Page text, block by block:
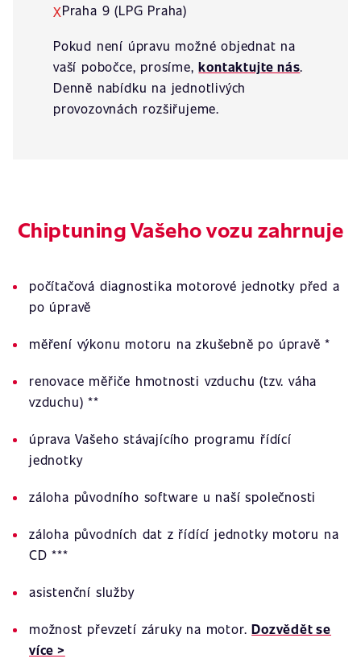
XPraha 9 (LPG Praha)
Pokud není úpravu možné objednat na
vaší pobočce, prosíme,kontaktujte nás.
Denně nabídku na jednotlivých
provozovnách rozšiřujeme.
Chiptuning Vašeho vozu zahrnuje
počítačová diagnostika motorové jednotky před a
po úpravě
měření výkonu motoru na zkušebně po úpravě *
renovace měřiče hmotnosti vzduchu (tzv. váha
vzduchu) **
úprava Vašeho stávajícího programu řídící
jednotky
záloha původního software u naší společnosti
záloha původních dat z řídící jednotky motoru na
CD ***
asistenční služby
možnost převzetí záruky na motor.Dozvědět se
více >